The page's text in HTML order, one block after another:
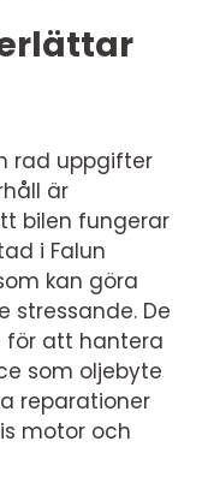
rad uppgifter
är
bilen fungerar
i Falun
kan göra
stressande. De
för att hantera
som oljebyte
reparationer
motor och